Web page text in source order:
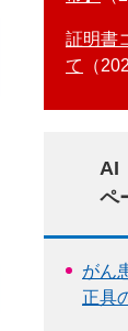
証明書
て
AI
ペ
がん
正具